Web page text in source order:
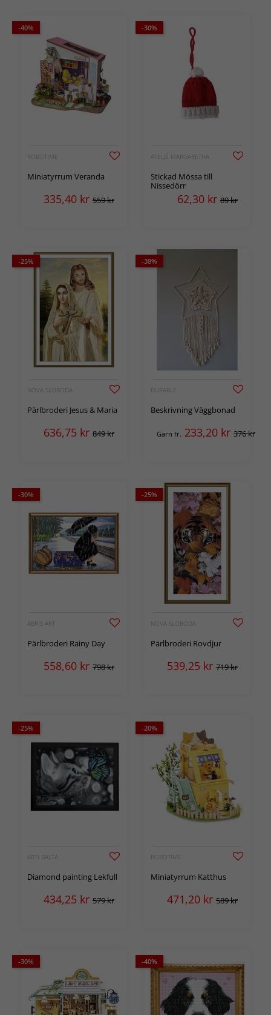
-40%
ROBOTIME
Miniatyrrum Veranda
335,40 kr 559 kr
-30%
ATELJÉ MARGARETHA
Stickad Mössa till
Nissedörr
62,30 kr 89 kr
-25%
NOVA SLOBODA
Pärlbroderi Jesus & Maria
636,75 kr 849 kr
-38%
DURABLE
Beskrivning Väggbonad
Garn fr. 233,20 kr 376 kr
-30%
ABRIS ART
Pärlbroderi Rainy Day
558,60 kr 798 kr
-25%
NOVA SLOBODA
Pärlbroderi Rovdjur
539,25 kr 719 kr
-25%
ARTI BALTA
Diamond painting Lekfull
434,25 kr 579 kr
-20%
ROBOTIME
Miniatyrrum Katthus
471,20 kr 589 kr
-30% -40%